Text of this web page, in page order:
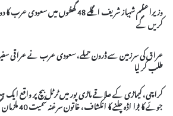
وزیراعظم شہباز شریف اگلے 48 گھنٹوں میں سعودی عرب
کریں گے
عراق کی سرزمین سے ڈرون حملے، سعودی عرب نے عراقی
طلب کر لیا
کراچی، کیماڑی کے علاقے ماڑی پور میں ٹرٹل بیچ پر واقع
جوئے کا بڑا اڈہ چلنے کا انکشاف، خاتون سرغنہ سمیت 40 ملزمان گرفتار